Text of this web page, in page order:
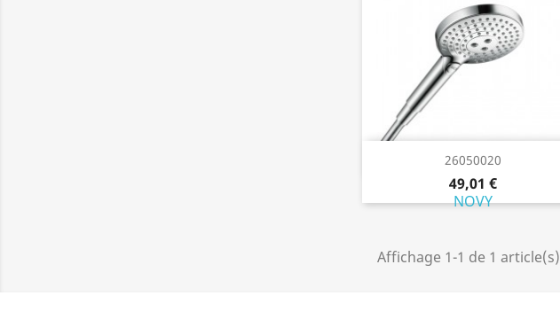
26050020
49,01 €
NOVY
Aperçu rapide
Affichage 1-1 de 1 article(s)